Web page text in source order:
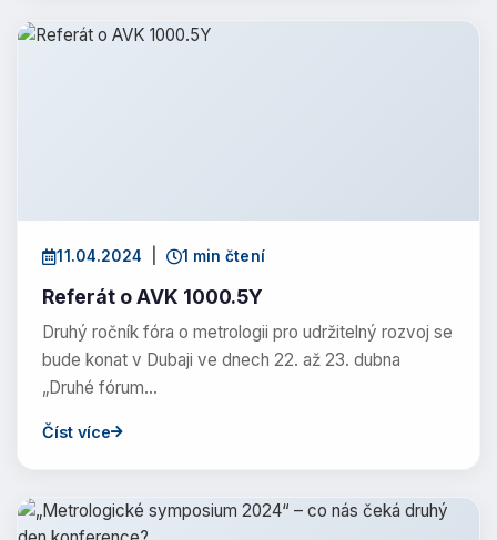
11.04.2024 1 min čtení
Referát o AVK 1000.5Y
Druhý ročník fóra o metrologii pro udržitelný rozvoj se
bude konat v Dubaji ve dnech 22. až 23. dubna
„Druhé fórum…
Číst více